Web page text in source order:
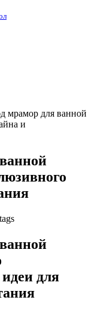
мрамор для ванной
и
для